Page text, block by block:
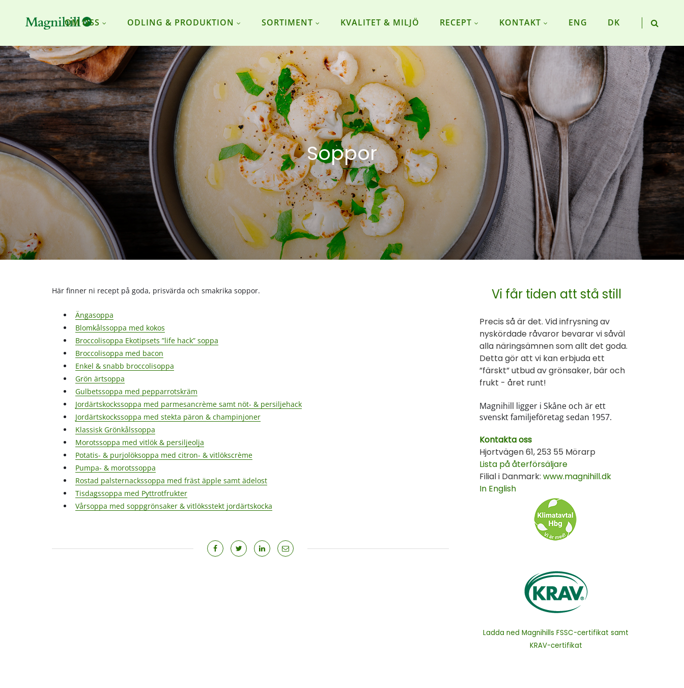
OM OSS ODLING & PRODUKTION SORTIMENT KVALITET & MILJÖ RECEPT KONTAKT ENG DK
Soppor
Här finner ni recept på goda, prisvärda och smakrika soppor.
Ängasoppa
Blomkålssoppa med kokos
Broccolisoppa Ekotipsets ”life hack” soppa
Broccolisoppa med bacon
Enkel & snabb broccolisoppa
Grön ärtsoppa
Gulbetssoppa med pepparrotskräm
Jordärtskockssoppa med parmesancrème samt nöt- & persiljehack
Jordärtskockssoppa med stekta päron & champinjoner
Klassisk Grönkålssoppa
Morotssoppa med vitlök & persiljeolja
Potatis- & purjolöksoppa med citron- & vitlökscrème
Pumpa- & morotssoppa
Rostad palsternackssoppa med fräst äpple samt ädelost
Tisdagssoppa med Pyttrotfrukter
Vårsoppa med soppgrönsaker & vitlöksstekt jordärtskocka
Vi får tiden att stå still
Precis så är det. Vid infrysning av
nyskördade råvaror bevarar vi såväl
alla näringsämnen som allt det goda.
Detta gör att vi kan erbjuda ett
”färskt” utbud av grönsaker, bär och
frukt - året runt!
Magnihill ligger i Skåne och är ett
svenskt familjeföretag sedan 1957.
Kontakta oss
Hjortvägen 61, 253 55 Mörarp
Lista på återförsäljare
Filial i Danmark: www.magnihill.dk
In English
Ladda ned Magnihills FSSC-certifikat samt
KRAV-certifikat